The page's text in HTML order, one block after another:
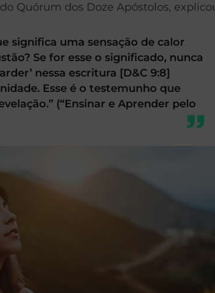
Quórum dos Doze Apóstolos,
significa uma sensação de calor
Se for esse o significado, nunca
nessa escritura [D&C 9:8]
Esse é o testemunho que
(“Ensinar e Aprender pelo